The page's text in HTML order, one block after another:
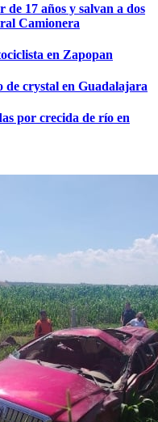
17 años y salvan a dos
Camionera
en Zapopan
de crystal en Guadalajara
por crecida de río en